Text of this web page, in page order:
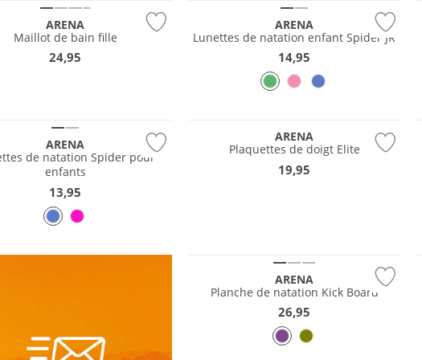
ARENA
Maillot de bain fille
24,95
ARENA
Lunettes de natation enfant Spider JR
14,95
ARENA
de natation Spider pour
enfants
13,95
ARENA
Plaquettes de doigt Elite
19,95
ARENA
Planche de natation Kick Board
26,95